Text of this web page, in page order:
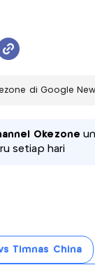
di Google
Okezone
setiap hari
Timnas China